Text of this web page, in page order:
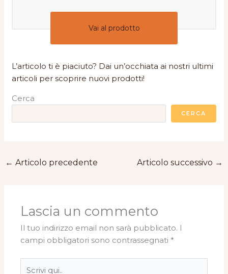
Vai al prodotto
L’articolo ti è piaciuto? Dai un’occhiata ai nostri ultimi
articoli per scoprire nuovi prodotti!
Cerca
CERCA
← Articolo precedente Articolo successivo →
Lascia un commento
Il tuo indirizzo email non sarà pubblicato. I
campi obbligatori sono contrassegnati *